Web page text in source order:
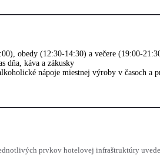
obedy (12:30-14:30) a večere (19:00-
dňa, káva a zákusky
nápoje miestnej výroby v časoch a
prvkov hotelovej infraštruktúry